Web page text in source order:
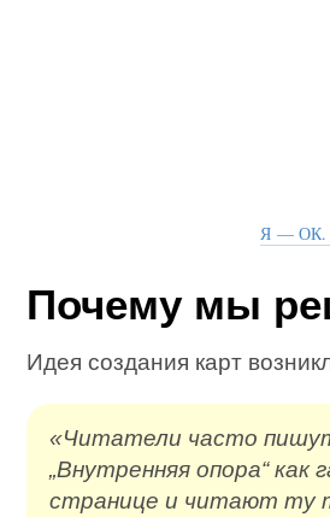
Я — ОК.
Почему мы
Идея создания карт
«Читатели часто
„Внутренняя опора“
странице и читают ту